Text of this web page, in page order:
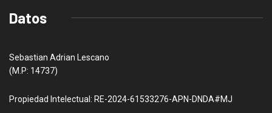
Datos
Sebastian Adrian Lescano
(M.P: 14737)
Propiedad Intelectual: RE-2024-61533276-APN-DNDA#MJ